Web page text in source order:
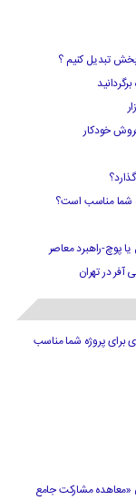
تبدیل کنیم ؟
خودکار
شما مناسب است؟
پوچ-راهبرد معاصر
آفر در تهران
برای پروژه شما مناسب
«معاهده مشارکت جامع